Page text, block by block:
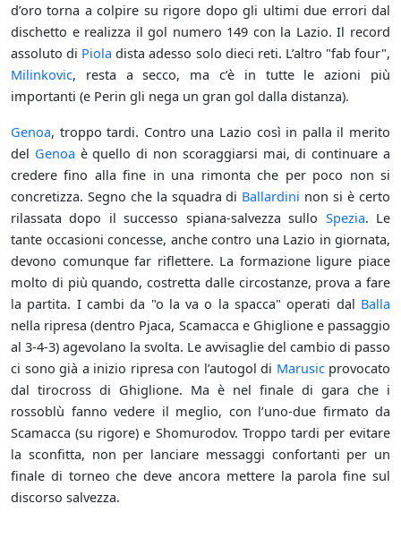
d’oro torna a colpire su rigore dopo gli ultimi due errori dal
dischetto e realizza il gol numero 149 con la Lazio. Il record
assoluto di Piola dista adesso solo dieci reti. L’altro "fab four",
Milinkovic, resta a secco, ma c’è in tutte le azioni più
importanti (e Perin gli nega un gran gol dalla distanza).
Genoa, troppo tardi. Contro una Lazio così in palla il merito
del Genoa è quello di non scoraggiarsi mai, di continuare a
credere fino alla fine in una rimonta che per poco non si
concretizza. Segno che la squadra di Ballardini non si è certo
rilassata dopo il successo spiana-salvezza sullo Spezia. Le
tante occasioni concesse, anche contro una Lazio in giornata,
devono comunque far riflettere. La formazione ligure piace
molto di più quando, costretta dalle circostanze, prova a fare
la partita. I cambi da "o la va o la spacca" operati dal Balla
nella ripresa (dentro Pjaca, Scamacca e Ghiglione e passaggio
al 3-4-3) agevolano la svolta. Le avvisaglie del cambio di passo
ci sono già a inizio ripresa con l’autogol di Marusicprovocato
dal tirocross di Ghiglione. Ma è nel finale di gara che i
rossoblù fanno vedere il meglio, con l’uno-due firmato da
Scamacca (su rigore) e Shomurodov. Troppo tardi per evitare
la sconfitta, non per lanciare messaggi confortanti per un
finale di torneo che deve ancora mettere la parola fine sul
discorso salvezza.